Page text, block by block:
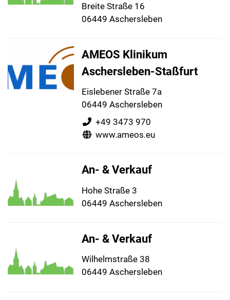
Breite Straße 16
06449 Aschersleben
AMEOS Klinikum
Aschersleben-Staßfurt
Eislebener Straße 7a
06449 Aschersleben
+49 3473 970
www.ameos.eu
An- & Verkauf
Hohe Straße 3
06449 Aschersleben
An- & Verkauf
Wilhelmstraße 38
06449 Aschersleben